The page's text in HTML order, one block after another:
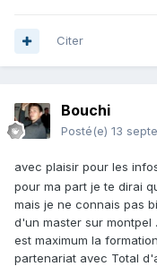
Citer
Bouchi
Posté(e) 13
avec plaisir pour les
pour ma part je te dirai
mais je ne connais pas
d'un master sur montpel
est maximum la
partenariat avec Total